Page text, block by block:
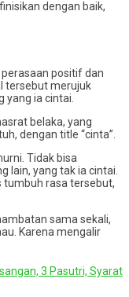
dengan baik,
positif dan
tersebut merujuk
yang ia cintai.
belaka, yang
dengan title “cinta”.
Tidak bisa
lain, yang tak ia cintai.
tumbuh rasa tersebut,
sama sekali,
Karena mengalir
3 Pasutri, Syarat